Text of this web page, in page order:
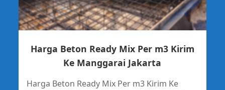
Harga Beton Ready Mix Per m3 Kirim
Ke Manggarai Jakarta
Harga Beton Ready Mix Per m3 Kirim Ke